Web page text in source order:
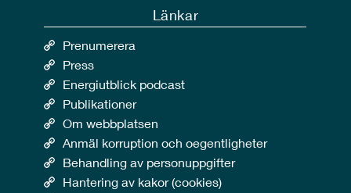
Länkar
Prenumerera
Press
Energiutblick podcast
Publikationer
Om webbplatsen
Anmäl korruption och oegentligheter
Behandling av personuppgifter
Hantering av kakor (cookies)